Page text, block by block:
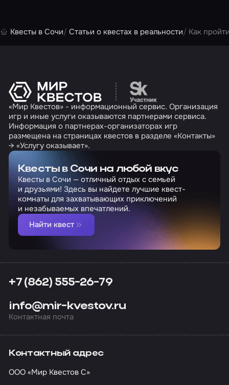
Квесты в Сочи Статьи о квестах в реальности Как
Перейти на сайт
«Мир Квестов» - информационный сервис. Организация
игр и иные услуги оказываются партнерами сервиса.
Информация о партнерах-организаторах игр
размещена на страницах квестов в разделе «Контакты»
→ «Услугу оказывает».
Квесты в Сочи на любой вкус
Квесты в Сочи — отличный отдых с семьей
и друзьями! Здесь вы найдете лучшие квест-
комнаты для захватывающих приключений
и незабываемых впечатлений.
Найти квест
+7 (862) 555-26-79
info@mir-kvestov.ru
Контактная почта
Контактный адрес
ООО «Мир Квестов С»